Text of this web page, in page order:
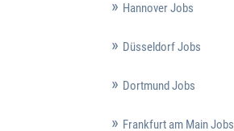
Hannover Jobs
Düsseldorf Jobs
Dortmund Jobs
Frankfurt am Main Jobs